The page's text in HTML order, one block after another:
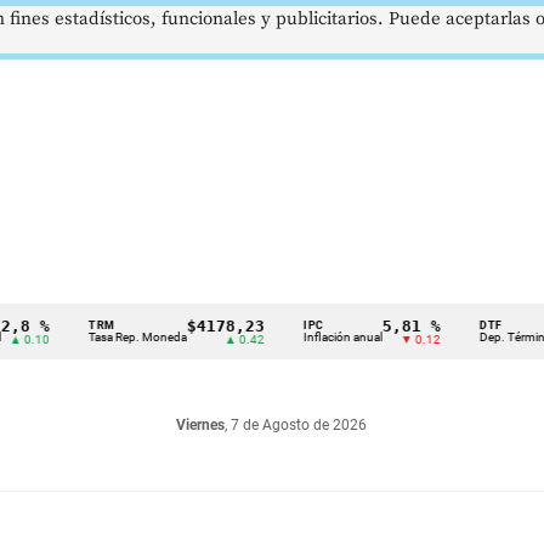
TRM
Tasa Rep. Moneda
$4178,23
▲ 0.42
IPC
Inflación anual
5,81 %
▼ 0.12
DTF
Dep. Término Fijo
Viernes, 7 de Agosto de 2026
estadísticos, funcionales y publicitarios. Puede aceptarlas